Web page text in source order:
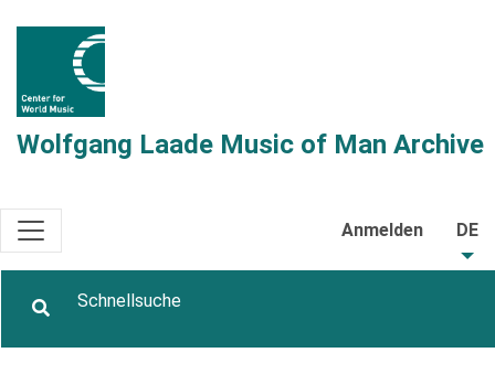
Wolfgang Laade Music of Man Archive
Anmelden DE